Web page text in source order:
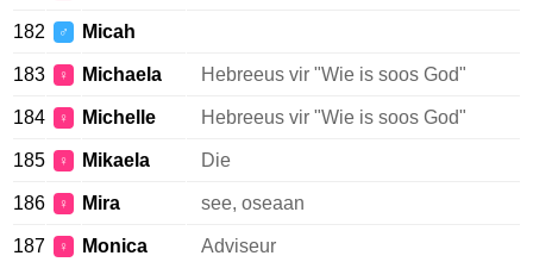
182 ♂ Micah
183 ♀ Michaela Hebreeus vir "Wie is soos God"
184 ♀ Michelle Hebreeus vir "Wie is soos God"
185 ♀ Mikaela Die
186 ♀ Mira see, oseaan
187 ♀ Monica Adviseur